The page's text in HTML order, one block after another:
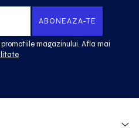
magazinului. Afla mai